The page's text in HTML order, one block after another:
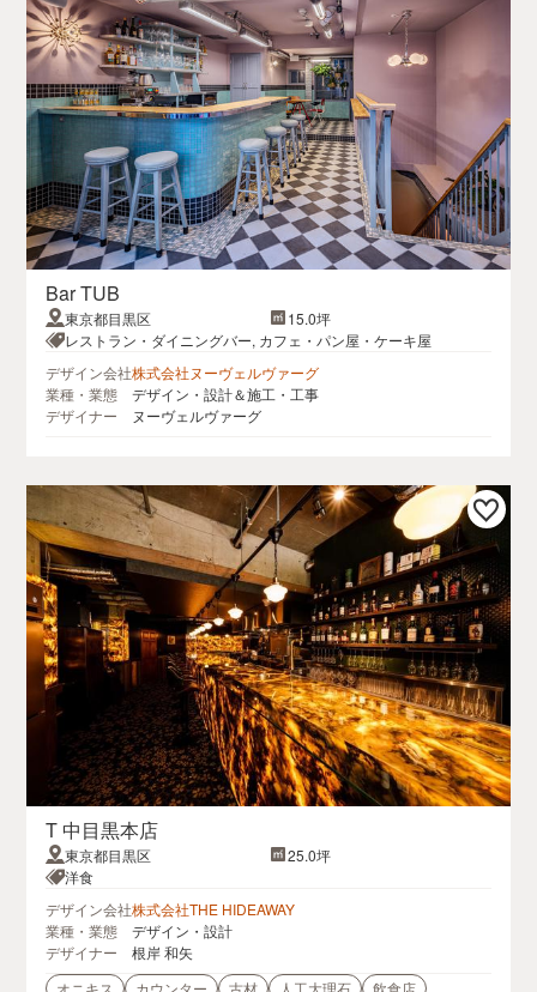
Bar TUB
東京都目黒区
15.0坪
レストラン・ダイニングバー, カフェ・パン屋・ケーキ屋
デザイン会社株式会社ヌーヴェルヴァーグ
業種・業態
デザイン・設計＆施工・工事
デザイナー
ヌーヴェルヴァーグ
T 中目黒本店
東京都目黒区
25.0坪
洋食
デザイン会社株式会社THE HIDEAWAY
業種・業態
デザイン・設計
デザイナー
根岸 和矢
オニキス
カウンター 古材 人工大理石 飲食店